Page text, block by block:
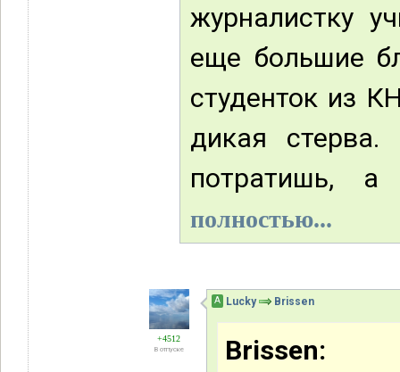
журналистку
еще большие
студенток из
дикая стерва.
потратишь,
полностью...
+4512
В отпуске
А Lucky Brissen
Brissen: